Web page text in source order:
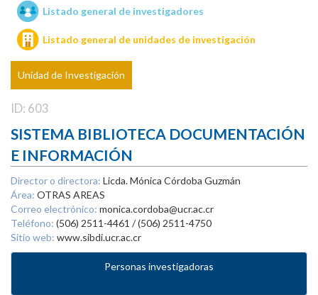
Unidades de investigación
Listado general de investigadores
Listado general de unidades de investigación
Unidad de Investigación
ID: 603
SISTEMA BIBLIOTECA DOCUMENTACIÓN
E INFORMACIÓN
Director o directora: Licda. Mónica Córdoba Guzmán
Área: OTRAS AREAS
Correo electrónico: monica.cordoba@ucr.ac.cr
Teléfono: (506) 2511-4461 / (506) 2511-4750
Sitio web: www.sibdi.ucr.ac.cr
Personas investigadoras